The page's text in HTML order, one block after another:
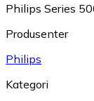
Philips Series
Produsenter
Philips
Kategori